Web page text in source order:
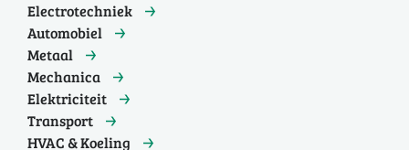
Electrotechniek
Automobiel
Metaal
Mechanica
Elektriciteit
Transport
HVAC & Koeling